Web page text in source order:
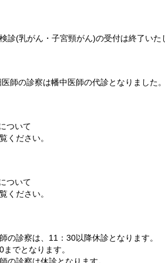
診(乳がん・子宮頸がん)の受付は終了いた
師の診察は幡中医師の代診となりました。
ついて
ください。
ついて
ください。
診察は、11：30以降休診となります。
でとなります。